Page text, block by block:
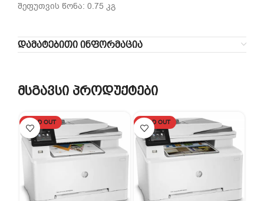
შეფუთვის წონა: 0.75 კგ
ᲓᲐᲛᲐᲢᲔᲑᲘᲗᲘ ᲘᲜᲤᲝᲠᲛᲐᲪᲘᲐ
მსგავსი პროდუქტები
SOLD OUT SOLD OUT